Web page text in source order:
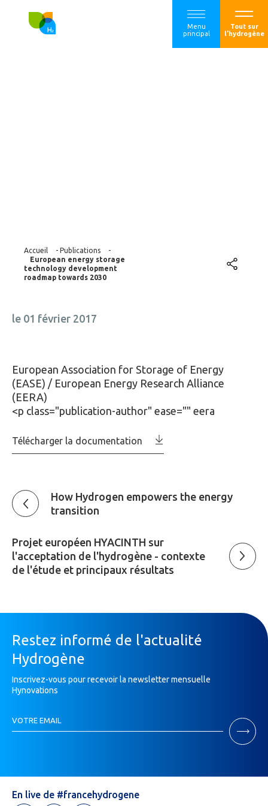
Menu
principal
Tout sur
l'hydrogène
Accueil - Publications
-
European energy storage
technology development
roadmap towards 2030
le 01 février 2017
European Association for Storage of Energy
(EASE) / European Energy Research Alliance
(EERA)
<p class="publication-author" ease="" eera
Télécharger la documentation
How Hydrogen empowers the energy
transition
Projet européen HYACINTH sur
l'acceptation de l'hydrogène - contexte
de l'étude et principaux résultats
Restez informé de l'actualité
Hydrogène
Inscrivez-vous pour recevoir la newsletter mensuelle
Hynovations
Newsletter
VOTRE EMAIL
Si
un
humain,
ne
En live de #francehydrogene